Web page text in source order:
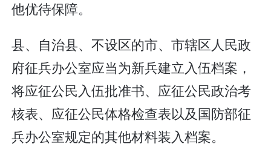
他优待保障。
县、自治县、不设区的市、市辖区人民政
府征兵办公室应当为新兵建立入伍档案，
将应征公民入伍批准书、应征公民政治考
核表、应征公民体格检查表以及国防部征
兵办公室规定的其他材料装入档案。